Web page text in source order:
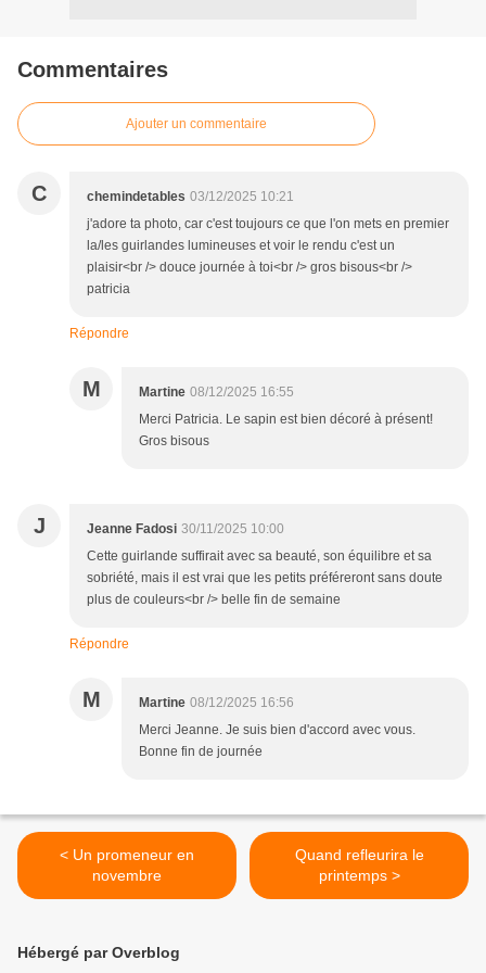
Commentaires
Ajouter un commentaire
C chemindetables 03/12/2025 10:21
j'adore ta photo, car c'est toujours ce que l'on mets en premier
la/les guirlandes lumineuses et voir le rendu c'est un
plaisir<br /> douce journée à toi<br /> gros bisous<br />
patricia
Répondre
M Martine 08/12/2025 16:55
Merci Patricia. Le sapin est bien décoré à présent!
Gros bisous
J Jeanne Fadosi 30/11/2025 10:00
Cette guirlande suffirait avec sa beauté, son équilibre et sa
sobriété, mais il est vrai que les petits préféreront sans doute
plus de couleurs<br /> belle fin de semaine
Répondre
M Martine 08/12/2025 16:56
Merci Jeanne. Je suis bien d'accord avec vous.
Bonne fin de journée
< Un promeneur en
novembre
Quand refleurira le
printemps >
Hébergé par Overblog